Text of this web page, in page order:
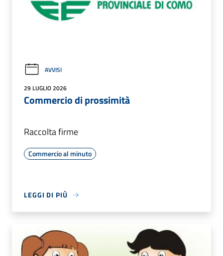
AVVISI
29 LUGLIO 2026
Commercio di prossimità
Raccolta firme
Commercio al minuto
LEGGI DI PIÙ